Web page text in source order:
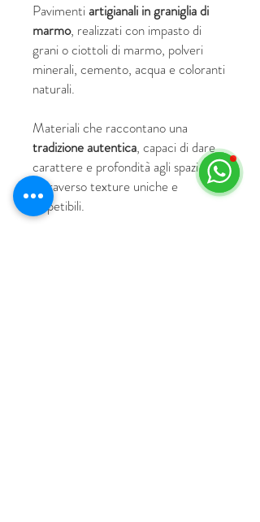
Pavimentiartigianali in graniglia di
marmo, realizzati con impasto di
grani o ciottoli di marmo, polveri
minerali, cemento, acqua e coloranti
naturali.
Materiali che raccontano una
tradizione autentica, capaci di dare
carattere e profondità agli spazi
attraverso texture uniche e
irripetibili.